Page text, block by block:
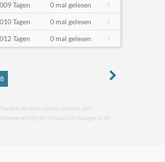
Tagen
0 mal gelesen
Tagen
0 mal gelesen
Tagen 0 mal gelesen
8
innerhalb einer halben Stunde. Der
erfolgt der Einbau des bloggerei.de-